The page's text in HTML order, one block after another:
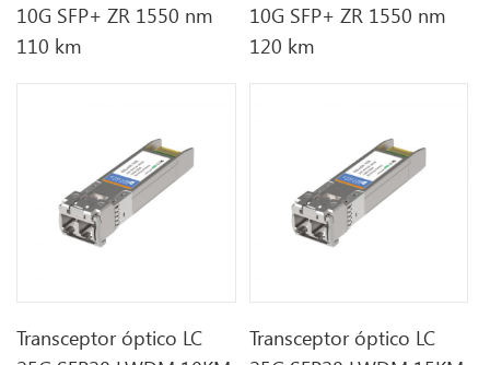
10G SFP+ ZR 1550 nm
110 km
10G SFP+ ZR 1550 nm
120 km
Transceptor óptico LC
Transceptor óptico LC